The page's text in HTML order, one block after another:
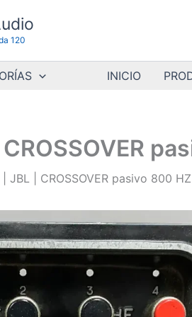
120
INICIO
| JBL | CROSSOVER pasivo 800 HZ